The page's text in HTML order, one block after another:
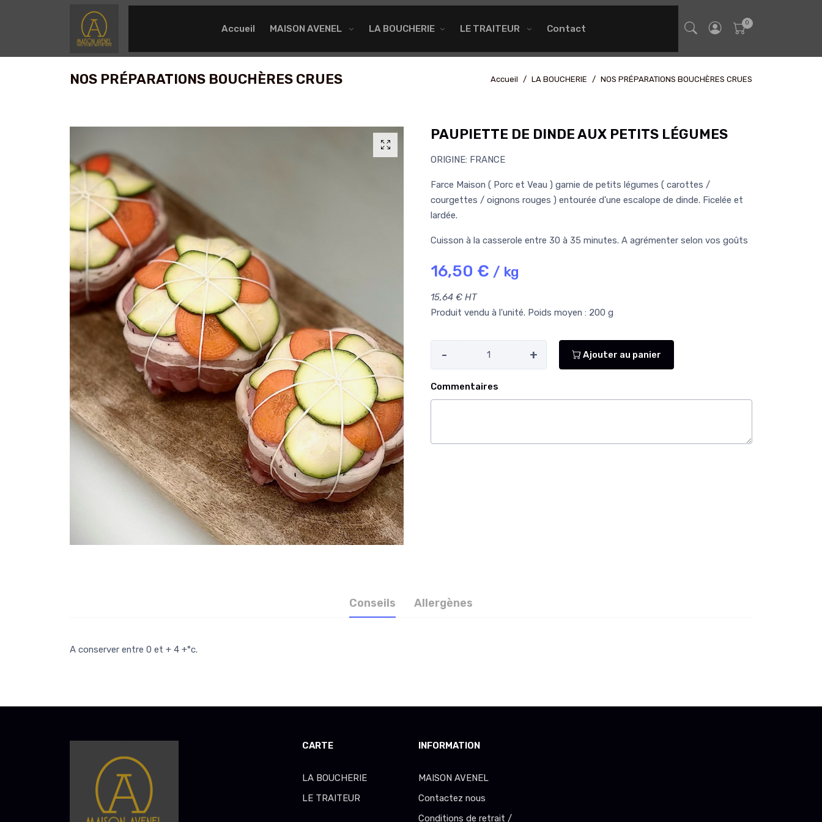
Accueil MAISON AVENEL LA BOUCHERIE LE TRAITEUR Contact
NOS PRÉPARATIONS BOUCHÈRES CRUES Accueil LA BOUCHERIE NOS PRÉPARATIONS BOUCHÈRES CRUES
PAUPIETTE DE DINDE AUX PETITS LÉGUMES
ORIGINE: FRANCE
Farce Maison ( Porc et Veau ) garnie de petits légumes ( carottes /
courgettes / oignons rouges ) entourée d'une escalope de dinde. Ficelée et
lardée.
Cuisson à la casserole entre 30 à 35 minutes. A agrémenter selon vos goûts
16,50 € / kg
15,64 € HT
Produit vendu à l'unité. Poids moyen : 200 g
- + Ajouter au panier
Commentaires
Conseils Allergènes
A conserver entre 0 et + 4 +°c.
CARTE
LA BOUCHERIE
LE TRAITEUR
INFORMATION
MAISON AVENEL
Contactez nous
Conditions de retrait /